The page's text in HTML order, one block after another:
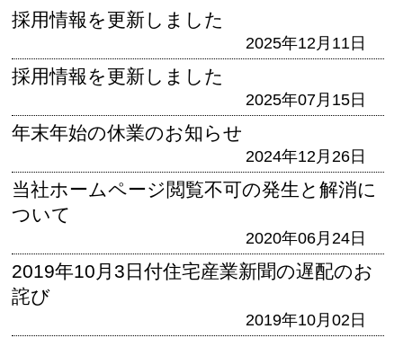
採用情報を更新しました
2025年12月11日
採用情報を更新しました
2025年07月15日
年末年始の休業のお知らせ
2024年12月26日
当社ホームページ閲覧不可の発生と解消に
ついて
2020年06月24日
2019年10月3日付住宅産業新聞の遅配のお
詫び
2019年10月02日